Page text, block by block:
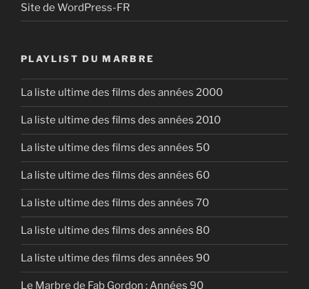
Site de WordPress-FR
PLAYLIST DU MARBRE
La liste ultime des films des années 2000
La liste ultime des films des années 2010
La liste ultime des films des années 50
La liste ultime des films des années 60
La liste ultime des films des années 70
La liste ultime des films des années 80
La liste ultime des films des années 90
Le Marbre de Fab Gordon : Années 90